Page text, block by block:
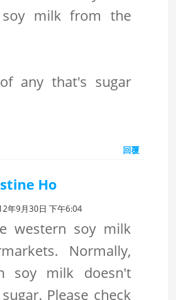
milk from the
any that's sugar
回覆
Ho
年9月30日 下午6:04
western soy milk
Normally,
soy milk doesn't
Please check